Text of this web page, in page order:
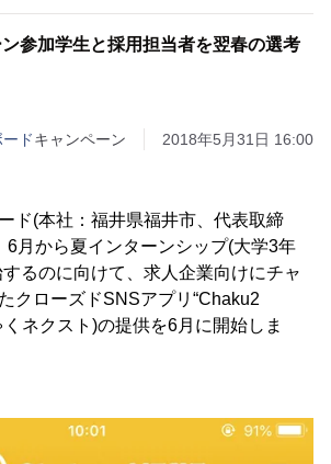
参加学生と採用担当者を翌春の選考
ドキャンペーン 2018年5月31日 16:00
ド(本社：福井県福井市、代表取締
6月から夏インターンシップ(大学3年
るのに向けて、求人企業向けにチャ
クローズドSNSアプリ“Chaku2
ネクスト)の提供を6月に開始しま